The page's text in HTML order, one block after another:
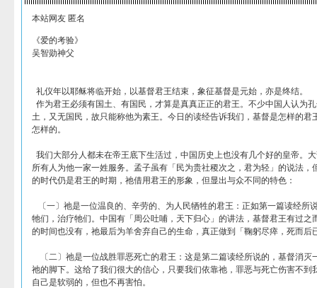
本站网友 匿名
《爱的考验》
吴智勋神父
礼仪年以耶稣将临开始，以基督君王结束，象征基督是元始，亦是终结。
作为君王必须有国土、有国民，才算是真真正正的君王。不少中国人认为
土，又无国民，故只能称他为素王。今日的读经告诉我们，基督是怎样的君
怎样的。
我们大部分人都未在帝王底下生活过，中国历史上也没有几个好的皇帝。
所有人为他一家一姓服务。孟子虽有「民为贵社稷次之，君为轻」的说法，
的时代仍是君王的时期，祂借用君王的形象，但显出与众不同的特色：
〔一〕祂是一位温良的、辛劳的、为人民牺牲的君王：正如第一篇读经所
牠们，治疗牠们。中国有「周公吐哺，天下归心」的讲法，基督君王有过之
的时间也没有，祂最后为羊舍弃自己的生命，真正做到「鞠躬尽瘁，死而后
〔二〕祂是一位战胜罪恶死亡的君王：这是第二篇读经所说的，基督消灭
祂的脚下。这给了我们很大的信心，只要我们依靠祂，罪恶与死亡伤害不到
自己是软弱的，但也不再害怕。